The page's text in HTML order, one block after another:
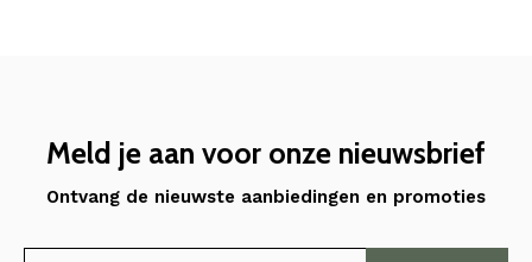
Meld je aan voor onze nieuwsbrief
Ontvang de nieuwste aanbiedingen en promoties